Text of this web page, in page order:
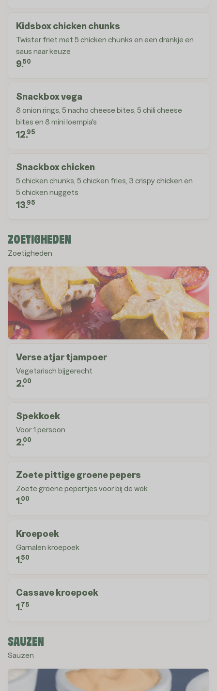
Kidsbox chicken chunks
Twister friet met 5 chicken chunks en een drankje en
saus naar keuze
9.50
Snackbox vega
8 onion rings, 5 nacho cheese bites, 5 chili cheese
bites en 8 mini loempia's
12.95
Snackbox chicken
5 chicken chunks, 5 chicken fries, 3 crispy chicken en
5 chicken nuggets
13.95
ZOETIGHEDEN
Zoetigheden
Verse atjar tjampoer
Vegetarisch bijgerecht
2.00
Spekkoek
Voor 1 persoon
2.00
Zoete pittige groene pepers
Zoete groene pepertjes voor bij de wok
1.00
Kroepoek
Garnalen kroepoek
1.50
Cassave kroepoek
1.75
SAUZEN
Sauzen